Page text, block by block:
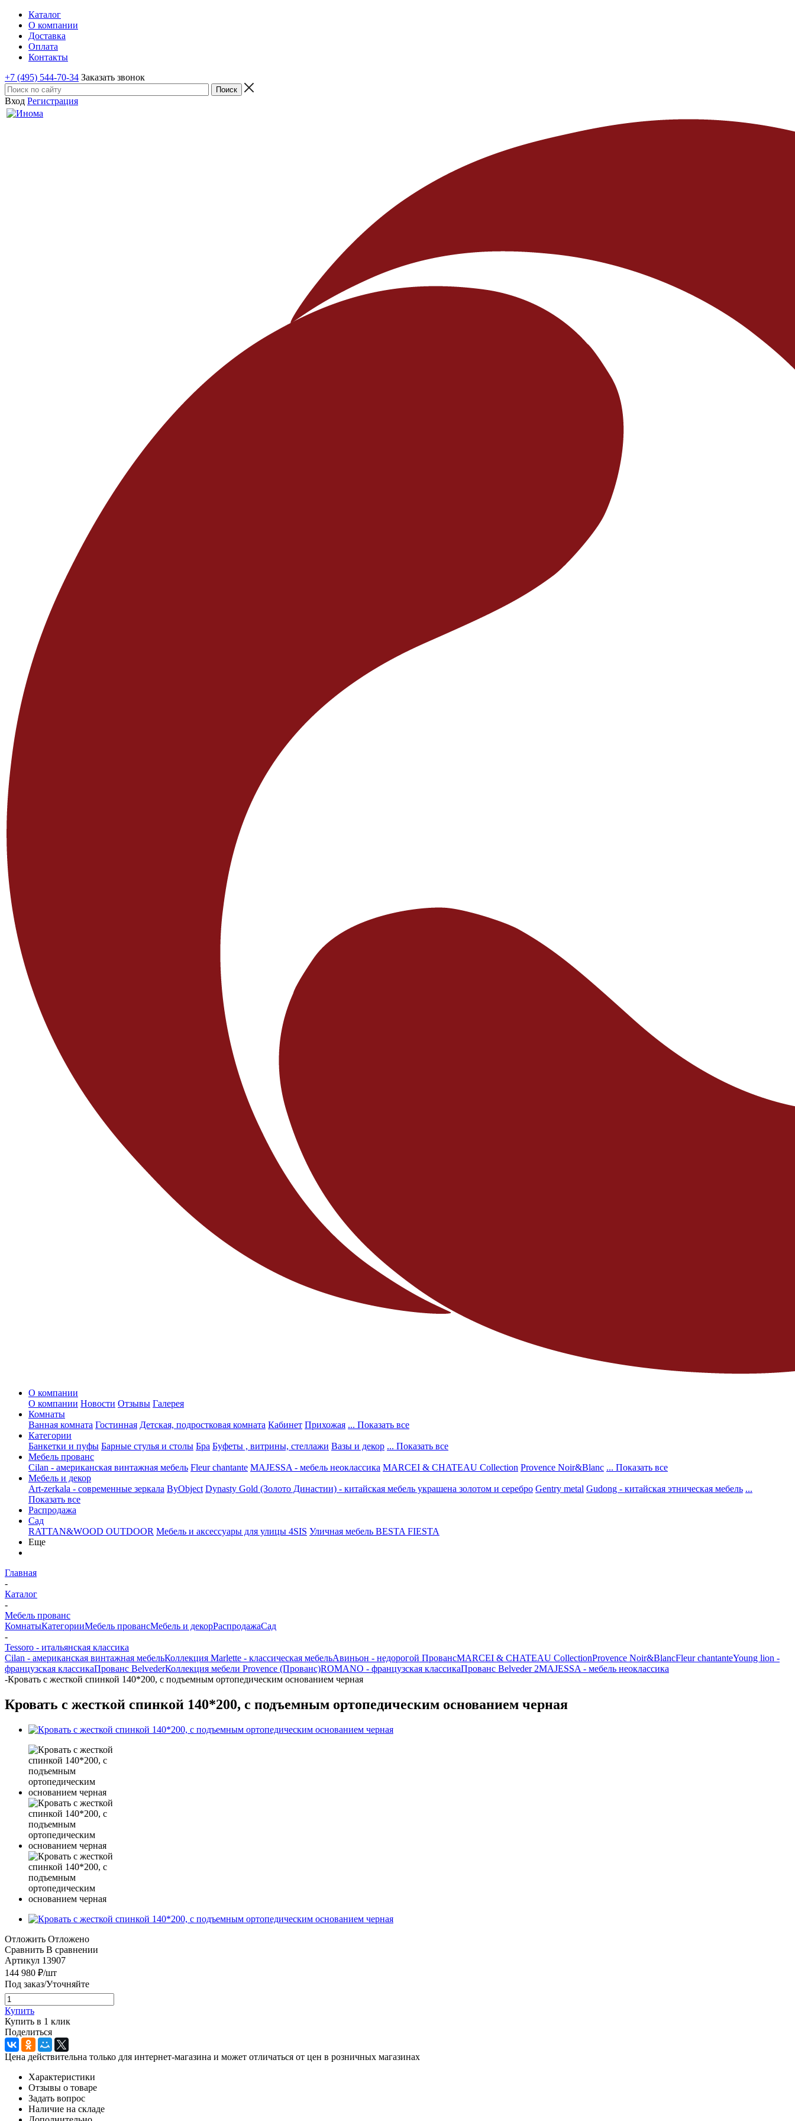
Каталог
О компании
Доставка
Оплата
Контакты
+7 (495) 544-70-34 Заказать звонок
Вход Регистрация
О компании
О компании Новости Отзывы Галерея
Комнаты
Ванная комната Гостинная Детская, подростковая комната Кабинет Прихожая ... Показать все
Категории
Банкетки и пуфы Барные стулья и столы Бра Буфеты , витрины, стеллажи Вазы и декор ... Показать все
Мебель прованс
Cilan - американская винтажная мебель Fleur chantante MAJESSA - мебель неоклассика MARCEI & CHATEAU Collection Provence Noir&Blanc ... Показать все
Мебель и декор
Art-zerkala - современные зеркала ByObject Dynasty Gold (Золото Династии) - китайская мебель украшена золотом и серебро Gentry metal Gudong - китайская этническая мебель ...
Показать все
Распродажа
Сад
RATTAN&WOOD OUTDOOR Мебель и аксессуары для улицы 4SIS Уличная мебель BESTA FIESTA
Еще
Главная
-
Каталог
-
Мебель прованс
КомнатыКатегорииМебель провансМебель и декорРаспродажаСад
-
Tessoro - итальянская классика
Cilan - американская винтажная мебельКоллекция Marlette - классическая мебельАвиньон - недорогой ПровансMARCEI & CHATEAU CollectionProvence Noir&BlancFleur chantanteYoung lion -
французская классикаПрованс BelvederКоллекция мебели Provence (Прованс)ROMANO - французская классикаПрованс Belveder 2MAJESSA - мебель неоклассика
-Кровать с жесткой спинкой 140*200, с подъемным ортопедическим основанием черная
Кровать с жесткой спинкой 140*200, с подъемным ортопедическим основанием черная
Отложить Отложено
Сравнить В сравнении
Артикул 13907
144 980 ₽/шт
Под заказ/Уточняйте
Купить
Купить в 1 клик
Поделиться
Цена действительна только для интернет-магазина и может отличаться от цен в розничных магазинах
Характеристики
Отзывы о товаре
Задать вопрос
Наличие на складе